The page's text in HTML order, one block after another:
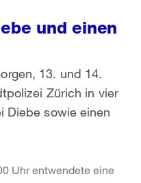
und einen
13. und 14.
Zürich in vier
Diebe sowie einen
Uhr entwendete eine